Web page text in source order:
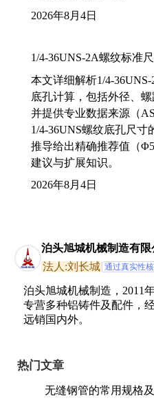
2026年8月4日
1/4-36UNS-2A螺纹标准
本文详细解析1/4-
底孔计算，包括外径、
并提供专业数据来源（
1/4-36UNS螺纹底孔尺
推导给出精确推荐值（
建议与扩展知识。
2026年8月4日
泊头旭城机械制造有限
法人:刘长城 通过真实性
泊头旭城机械制造，2011
专营多种铝铸件及配件，
远销国内外。
热门文章
无缝钢管的常用规格